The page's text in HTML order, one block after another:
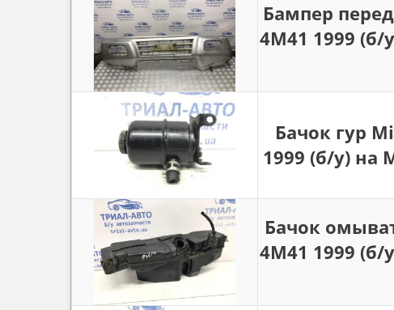
Бампер
4M41 1999
Бачок гур
1999 (б/у) на
Бачок
4M41 1999